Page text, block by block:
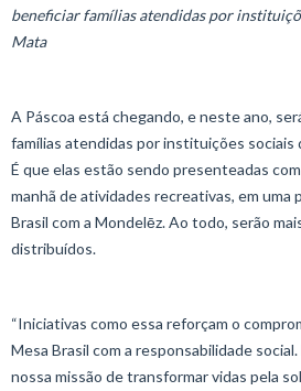
beneficiar famílias atendidas por
Mata
A Páscoa está chegando, e neste ano,
famílias atendidas por instituições sociais
É que elas estão sendo presenteadas
manhã de atividades recreativas, em uma
Brasil com a Mondelēz. Ao todo, serão
distribuídos.
“Iniciativas como essa reforçam o
Mesa Brasil com a responsabilidade
nossa missão de transformar vidas pela